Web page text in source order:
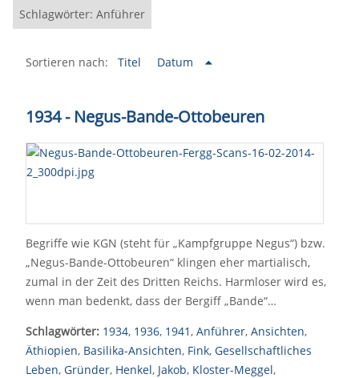
Schlagwörter: Anführer
Sortieren nach: Titel Datum
1934 - Negus-Bande-Ottobeuren
Begriffe wie KGN (steht für „Kampfgruppe Negus“) bzw.
„Negus-Bande-Ottobeuren“ klingen eher martialisch,
zumal in der Zeit des Dritten Reichs. Harmloser wird es,
wenn man bedenkt, dass der Bergiff „Bande“…
Schlagwörter: 1934, 1936, 1941, Anführer, Ansichten,
Äthiopien, Basilika-Ansichten, Fink, Gesellschaftliches
Leben, Gründer, Henkel, Jakob, Kloster-Meggel,